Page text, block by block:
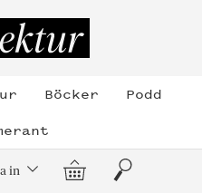
Böcker
Podd
in Varukorg
Sök